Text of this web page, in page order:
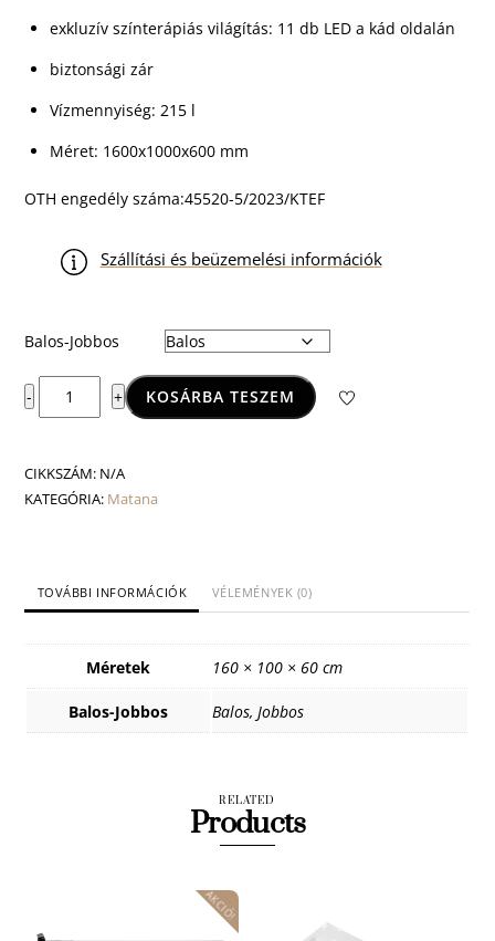
exkluzív színterápiás világítás: 11 db LED a kád oldalán
biztonsági zár
Vízmennyiség: 215 l
Méret: 1600x1000x600 mm
OTH engedély száma:45520-5/2023/KTEF
Szállítási és beüzemelési információk
Balos-Jobbos
-
Matana
E-
Flipper
csapteleppel
+ KOSÁRBA TESZEM
CIKKSZÁM: N/A
KATEGÓRIA: Matana
TOVÁBBI INFORMÁCIÓK VÉLEMÉNYEK (0)
Méretek 160 × 100 × 60 cm
Balos-Jobbos Balos, Jobbos
RELATED
Products
AKCIÓ!